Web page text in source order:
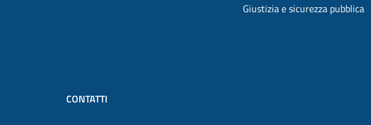
Giustizia e sicurezza pubblica
CONTATTI